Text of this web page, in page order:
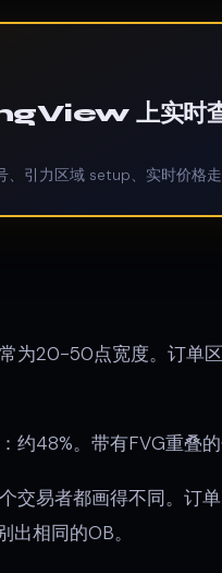
上实时
引力区域 setup、实时价格走
为20-50点宽度。订单
约48%。带有FVG重叠
交易者都画得不同。订
出相同的OB。